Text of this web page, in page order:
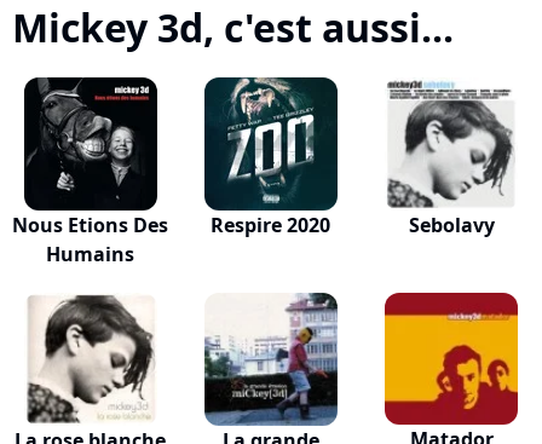
Mickey 3d, c'est aussi...
Nous Etions Des
Humains
Respire 2020 Sebolavy